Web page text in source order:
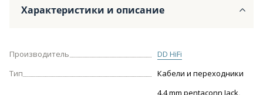
Характеристики и описание
Производитель
DD HiFi
Тип
Кабели и переходники
4.4 mm pentaconn Jack,